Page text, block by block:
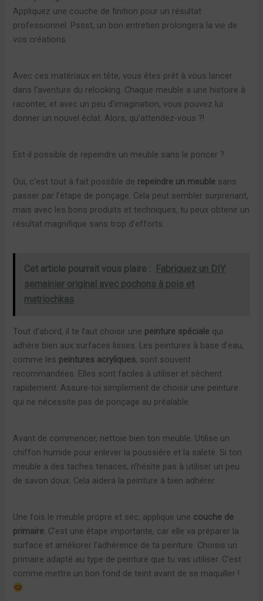
Appliquez une couche de finition pour un résultat
professionnel. Pssst, un bon entretien prolongera la vie de
vos créations.
Avec ces matériaux en tête, vous êtes prêt à vous lancer
dans l’aventure du relooking. Chaque meuble a une histoire à
raconter, et avec un peu d’imagination, vous pouvez lui
donner un nouvel éclat. Alors, qu’attendez-vous ?!
Est-il possible de repeindre un meuble sans le poncer ?
Oui, c’est tout à fait possible de repeindre un meuble sans
passer par l’étape de ponçage. Cela peut sembler surprenant,
mais avec les bons produits et techniques, tu peux obtenir un
résultat magnifique sans trop d’efforts.
Cet article pourrait vous plaire :
Fabriquez un DIY
semainier original avec pochons à pois et
matriochkas
Tout d’abord, il te faut choisir une peinture spéciale qui
adhère bien aux surfaces lisses. Les peintures à base d’eau,
comme les peintures acryliques, sont souvent
recommandées. Elles sont faciles à utiliser et sèchent
rapidement. Assure-toi simplement de choisir une peinture
qui ne nécessite pas de ponçage au préalable.
Avant de commencer, nettoie bien ton meuble. Utilise un
chiffon humide pour enlever la poussière et la saleté. Si ton
meuble a des taches tenaces, n’hésite pas à utiliser un peu
de savon doux. Cela aidera la peinture à bien adhérer.
Une fois le meuble propre et sec, applique une couche de
primaire. C’est une étape importante, car elle va préparer la
surface et améliorer l’adhérence de ta peinture. Choisis un
primaire adapté au type de peinture que tu vas utiliser. C’est
comme mettre un bon fond de teint avant de se maquiller !